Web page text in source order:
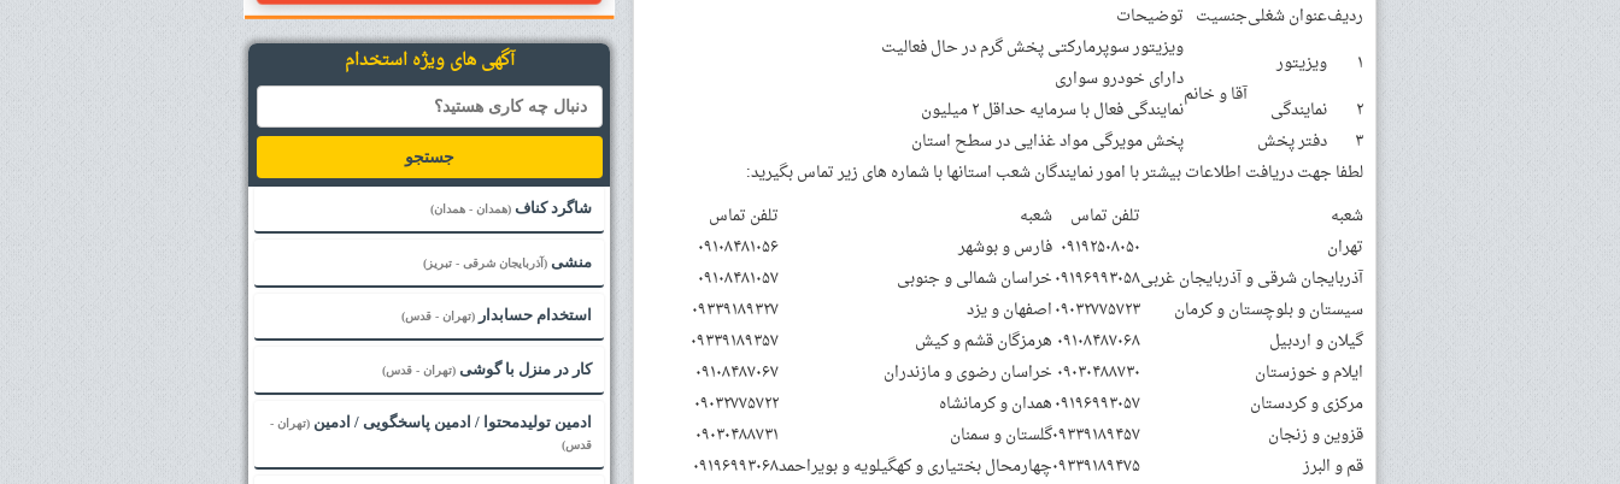
ردیفعنوان شغلیجنسیت توضیحات
۱
ویزیتور
آقا و خانم
ویزیتور سوپرمارکتی پخش گرم در حال فعالیت
دارای خودرو سواری
۲
نمایندگی
نمایندگی فعال با سرمایه حداقل ۲ میلیون
۳
دفتر پخش
پخش مویرگی مواد غذایی در سطح استان
لطفا جهت دریافت اطلاعات بیشتر با امور نمایندگان شعب استانها با شماره های زیر تماس بگیرید:
شعبه
تلفن تماس شعبه
تلفن تماس
تهران
۰۹۱۹۲۵۰۸۰۵۰ فارس و بوشهر
۰۹۱۰۸۴۸۱۰۵۶
آذربایجان شرقی و آذربایجان غربی۰۹۱۹۶۹۹۳۰۵۸خراسان شمالی و جنوبی
۰۹۱۰۸۴۸۱۰۵۷
سیستان و بلوچستان و کرمان
۰۹۰۳۲۷۷۵۷۲۳اصفهان و یزد
۰۹۳۳۹۱۸۹۳۲۷
گیلان و اردبیل
۰۹۱۰۸۴۸۷۰۶۸ هرمزگان قشم و کیش
۰۹۳۳۹۱۸۹۳۵۷
ایلام و خوزستان
۰۹۰۳۰۴۸۸۷۳۰ خراسان رضوی و مازندران
۰۹۱۰۸۴۸۷۰۶۷
مرکزی و کردستان
۰۹۱۹۶۹۹۳۰۵۷همدان و کرمانشاه
۰۹۰۳۲۷۷۵۷۲۲
قزوین و زنجان
۰۹۳۳۹۱۸۹۴۵۷گلستان و سمنان
۰۹۰۳۰۴۸۸۷۳۱
قم و البرز
۰۹۳۳۹۱۸۹۴۷۵چهارمحال بختیاری و کهگیلویه و بویراحمد۰۹۱۹۶۹۹۳۰۶۸
آگهی های ویژه استخدام
جستجو
شاگرد کناف (همدان - همدان)
منشی (آذربایجان شرقی - تبریز)
استخدام حسابدار (تهران - قدس)
کار در منزل با گوشی (تهران - قدس)
ادمین تولیدمحتوا / ادمین پاسخگویی / ادمین (تهران -
قدس)